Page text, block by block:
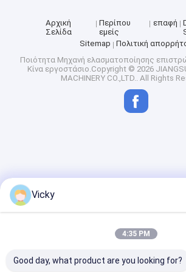
Αρχική
Σελίδα
Περίπου
εμείς
επαφή
Sitemap
Πολιτική
Ποιότητα Μηχανή ελασματοποίησης
Κίνα εργοστάσιο.Copyright © 2026
MACHINERY CO.,LTD.. All Rights
Vicky
4:35 PM
Good day, what product are you looking for?